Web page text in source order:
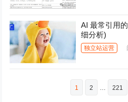
AI 最常引用
细分析)
独立站运营
1 2 221